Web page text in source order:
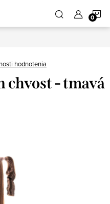
hodnotenia
- tmavá